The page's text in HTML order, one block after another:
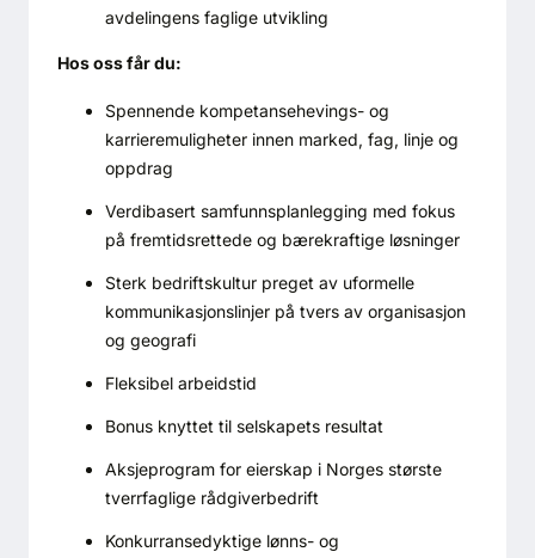
avdelingens faglige utvikling
Hos oss får du:
Spennende kompetansehevings- og
karrieremuligheter innen marked, fag, linje og
oppdrag
Verdibasert samfunnsplanlegging med fokus
på fremtidsrettede og bærekraftige løsninger
Sterk bedriftskultur preget av uformelle
kommunikasjonslinjer på tvers av organisasjon
og geografi
Fleksibel arbeidstid
Bonus knyttet til selskapets resultat
Aksjeprogram for eierskap i Norges største
tverrfaglige rådgiverbedrift
Konkurransedyktige lønns- og